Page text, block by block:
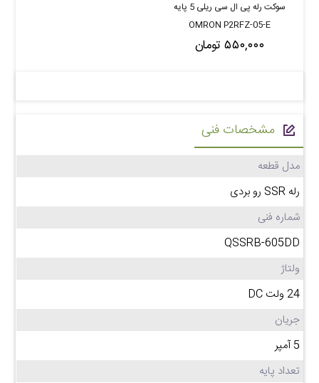
سوکت رله پی ال سی ریلی 5 پایه
OMRON P2RFZ-05-E
۵۵۰,۰۰۰ تومان
مشخصات فنی
مدل قطعه
رله SSR رو بردی
شماره فنی
QSSRB-605DD
ولتاژ
24 ولت DC
جریان
5 آمپر
تعداد پایه